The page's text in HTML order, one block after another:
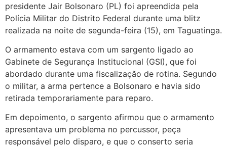
presidente Jair Bolsonaro (PL) foi apreendida pela
Polícia Militar do Distrito Federal durante uma blitz
realizada na noite de segunda-feira (15), em Taguatinga.
O armamento estava com um sargento ligado ao
Gabinete de Segurança Institucional (GSI), que foi
abordado durante uma fiscalização de rotina. Segundo
o militar, a arma pertence a Bolsonaro e havia sido
retirada temporariamente para reparo.
Em depoimento, o sargento afirmou que o armamento
apresentava um problema no percussor, peça
responsável pelo disparo, e que o conserto seria